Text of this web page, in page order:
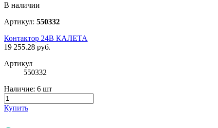
В наличии
Артикул: 550332
Контактор 24В КАЛЕТА
19 255.28 руб.
Артикул
550332
Наличие: 6 шт
Купить